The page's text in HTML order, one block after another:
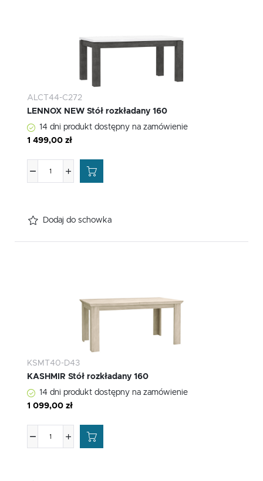
ALCT44-C272
LENNOX NEW Stół rozkładany 160
14 dni produkt dostępny na zamówienie
1 499,00 zł
Dodaj do schowka
KSMT40-D43
KASHMIR Stół rozkładany 160
14 dni produkt dostępny na zamówienie
1 099,00 zł